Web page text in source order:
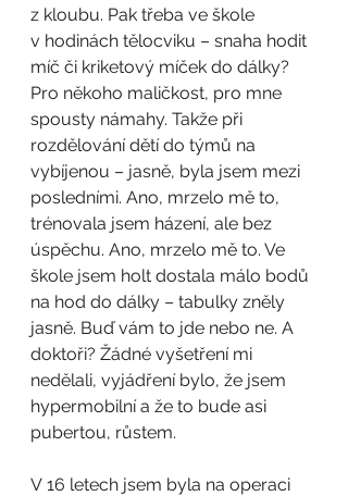
z kloubu. Pak třeba ve škole
v hodinách tělocviku – snaha hodit
míč či kriketový míček do dálky?
Pro někoho maličkost, pro mne
spousty námahy. Takže při
rozdělování dětí do týmů na
vybíjenou – jasně, byla jsem mezi
posledními. Ano, mrzelo mě to,
trénovala jsem házení, ale bez
úspěchu. Ano, mrzelo mě to. Ve
škole jsem holt dostala málo bodů
na hod do dálky – tabulky zněly
jasně. Buď vám to jde nebo ne. A
doktoři? Žádné vyšetření mi
nedělali, vyjádření bylo, že jsem
hypermobilní a že to bude asi
pubertou, růstem.
V 16 letech jsem byla na operaci